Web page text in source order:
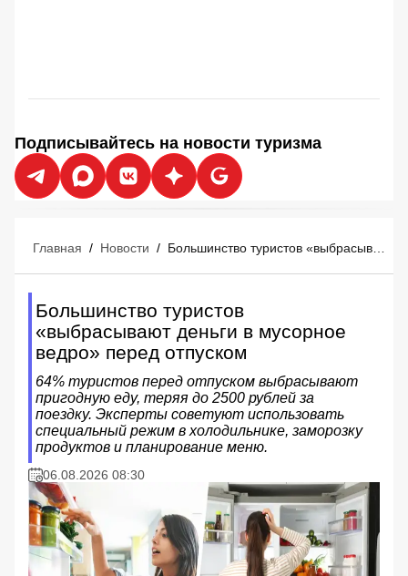
Подписывайтесь на новости туризма
Главная / Новости /
Большинство туристов
«выбрасывают деньги в мусорное
ведро» перед отпуском
64% туристов перед отпуском выбрасывают
пригодную еду, теряя до 2500 рублей за
поездку. Эксперты советуют использовать
специальный режим в холодильнике, заморозку
продуктов и планирование меню.
06.08.2026 08:30